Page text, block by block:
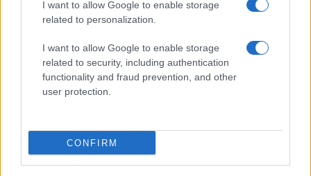
I want to allow Google to enable storage
related to personalization.
I want to allow Google to enable storage
related to security, including authentication
functionality and fraud prevention, and other
user protection.
CONFIRM
Cómo la política exterior de Trump está
transformando las posturas de los